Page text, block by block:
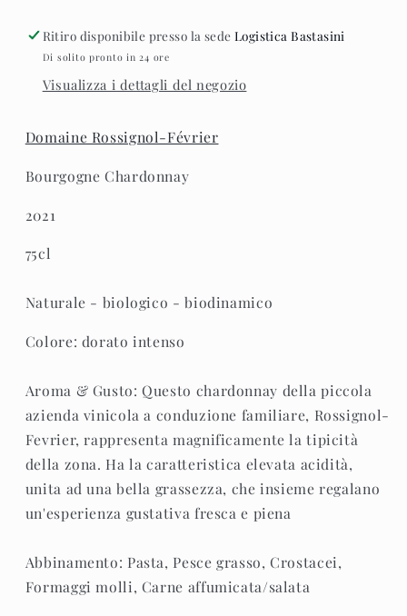
Ritiro disponibile presso la sede Logistica Bastasini
Di solito pronto in 24 ore
Visualizza i dettagli del negozio
Domaine Rossignol-Février
Bourgogne Chardonnay
2021
75cl
Naturale - biologico - biodinamico
Colore: dorato intenso
Aroma & Gusto: Questo chardonnay della piccola
azienda vinicola a conduzione familiare, Rossignol-
Fevrier, rappresenta magnificamente la tipicità
della zona. Ha la caratteristica elevata acidità,
unita ad una bella grassezza, che insieme regalano
un'esperienza gustativa fresca e piena
Abbinamento: Pasta, Pesce grasso, Crostacei,
Formaggi molli, Carne affumicata/salata